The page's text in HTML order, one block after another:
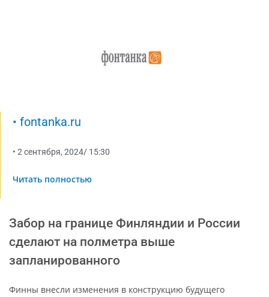
• fontanka.ru
• 2 сентября, 2024/ 15:30
Читать полностью
Забор на границе Финляндии и России
сделают на полметра выше
запланированного
Финны внесли изменения в конструкцию будущего